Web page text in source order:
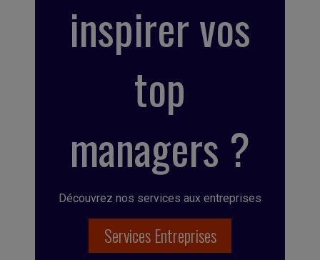
inspirer vos
top
managers ?
Découvrez nos services aux entreprises
Services Entreprises